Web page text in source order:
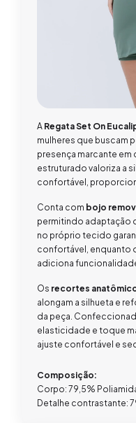
A Regata Set On
mulheres que buscam
presença marcante
estruturado valoriza a
confortável,
Conta com bojo
permitindo adaptação
no próprio tecido
confortável, enquanto
adiciona
Os recortes
alongam a silhueta e
da peça.
elasticidade e toque
ajuste confortável e
Composição:
Corpo: 79,5%
Detalhe contrastante: